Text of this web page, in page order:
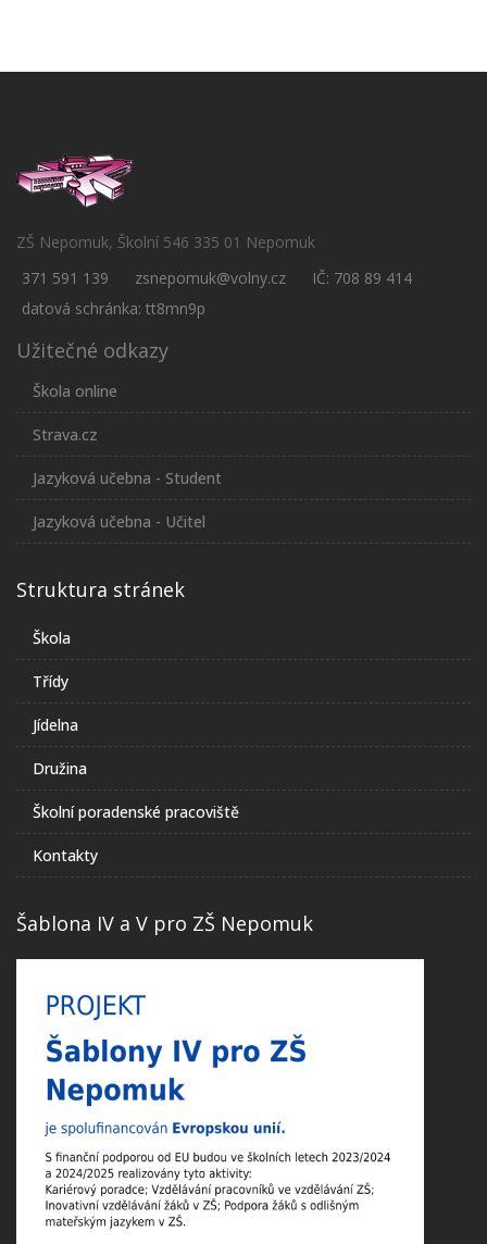
ZŠ Nepomuk, Školní 546 335 01 Nepomuk
371 591 139
zsnepomuk@volny.cz
IČ: 708 89 414
datová schránka: tt8mn9p
Užitečné odkazy
Škola online
Strava.cz
Jazyková učebna - Student
Jazyková učebna - Učitel
Struktura stránek
Škola
Třídy
Jídelna
Družina
Školní poradenské pracoviště
Kontakty
Šablona IV a V pro ZŠ Nepomuk